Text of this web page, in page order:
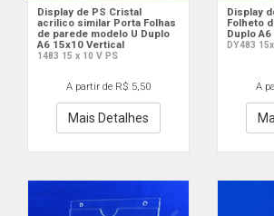
Display de PS Cristal
acrilico similar Porta Folhas
de parede modelo U Duplo
A6 15x10 Vertical
1483 15 x 10 V PS
A partir de R$ 5,50
Mais Detalhes
Display
Folheto
Duplo
DY483
A